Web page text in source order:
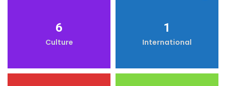
6
Culture
1
International